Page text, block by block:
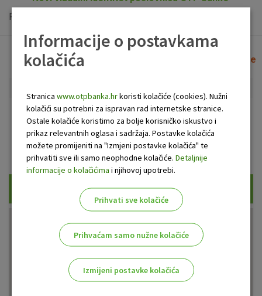
Popis uplatno-isplatnih bankomata možete vidjeti
Lista poslovnica i bankomata Očisti filtere
Bankomat Poslovnica
Prikaži samo uplatne bankomate
Informacije o postavkama
kolačića
Stranica www.otpbanka.hrkoristi kolačiće (cookies). Nužni
kolačići su potrebni za ispravan rad internetske stranice.
Ostale kolačiće koristimo za bolje korisničko iskustvo i
prikaz relevantnih oglasa i sadržaja. Postavke kolačića
možete promijeniti na "Izmjeni postavke kolačića" te
prihvatiti sve ili samo neophodne kolačiće. Detaljnije
informacije o kolačićima i njihovoj upotrebi.
Prihvati sve kolačiće
Prihvaćam samo nužne kolačiće
Izmijeni postavke kolačića